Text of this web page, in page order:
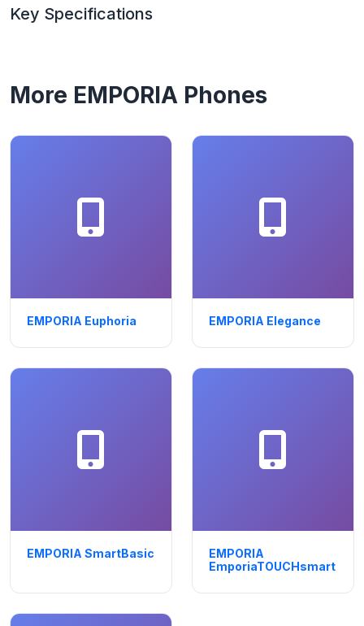
Key Specifications
More EMPORIA Phones
EMPORIA Euphoria EMPORIA Elegance
EMPORIA SmartBasic
EMPORIA
EmporiaTOUCHsmart